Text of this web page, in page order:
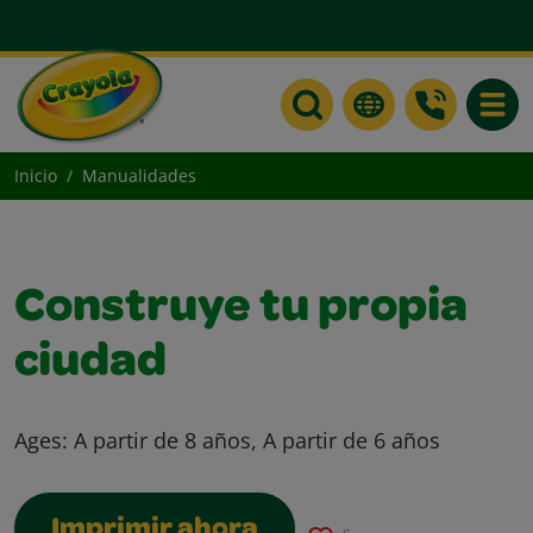
Inicio Manualidades
Construye tu propia
ciudad
Ages: A partir de 8 años, A partir de 6 años